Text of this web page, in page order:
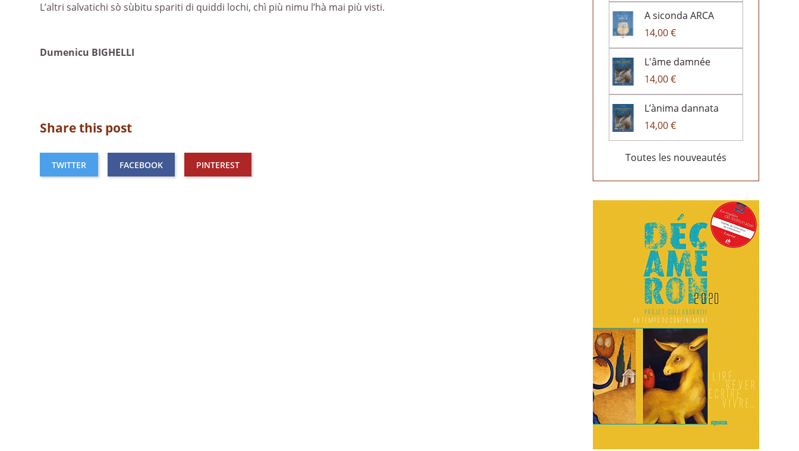
L’altri salvatichi sò sùbitu spariti di quiddi lochi, chì più nimu l’hà mai più visti.
Dumenicu BIGHELLI
Share this post
TWITTER FACEBOOK PINTEREST
A siconda ARCA
14,00 €
L'âme damnée
14,00 €
L’ànima dannata
14,00 €
Toutes les nouveautés